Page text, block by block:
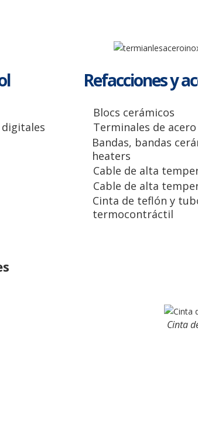
Refacciones y
Blocs cerámicos
Terminales de
Bandas, bandas
heaters
Cable de alta
Cable de alta
Cinta de teflón y
termocontráctil
Cinta